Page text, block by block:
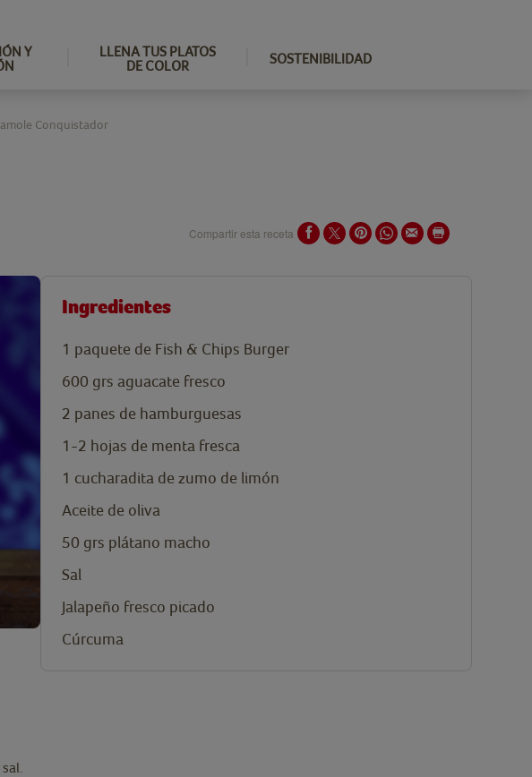
Y
LLENA TUS PLATOS
DE COLOR
SOSTENIBILIDAD
Compartir esta receta
Conquistador
Ingredientes
1 paquete de Fish & Chips Burger
600 grs aguacate fresco
2 panes de hamburguesas
1-2 hojas de menta fresca
1 cucharadita de zumo de limón
Aceite de oliva
50 grs plátano macho
Sal
Jalapeño fresco picado
Cúrcuma